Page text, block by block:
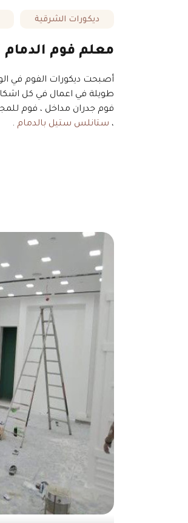
ديكورات الشرقية
معلم فوم الدمام
أصبحت ديكورات الفوم في
طويلة في اعمال في كل اشكال
فوم جدران مداخل ، فوم
، ستانلس ستيل بالدمام .